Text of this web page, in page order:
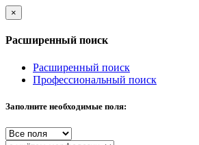
×
Расширенный поиск
Расширенный поиск
Профессиональный поиск
Заполните необходимые поля: